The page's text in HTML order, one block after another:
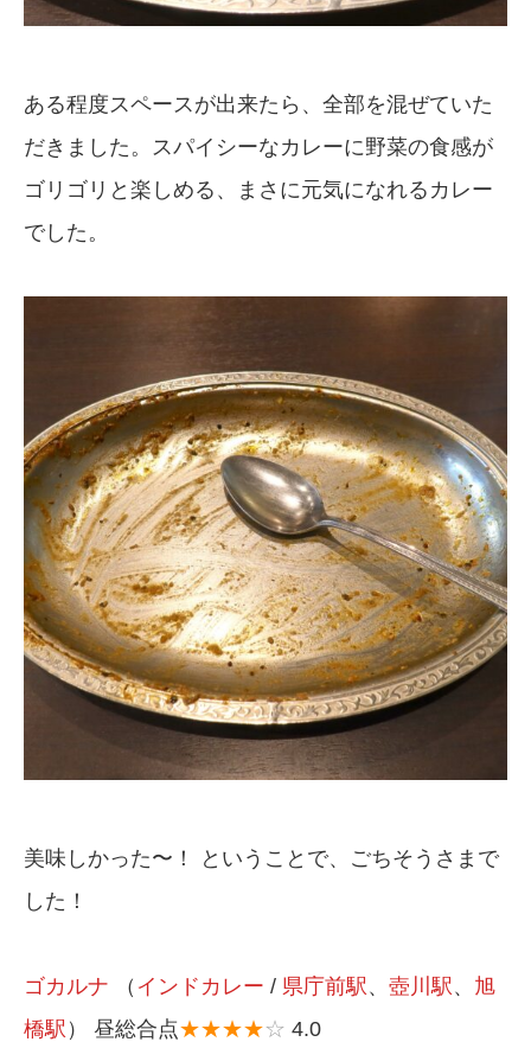
ある程度スペースが出来たら、全部を混ぜていた
だきました。スパイシーなカレーに野菜の食感が
ゴリゴリと楽しめる、まさに元気になれるカレー
でした。
美味しかった〜！ ということで、ごちそうさまで
した！
ゴカルナ （ インドカレー / 県庁前駅、 壺川駅、 旭
橋駅 ） 昼総合点★★★★☆ 4.0